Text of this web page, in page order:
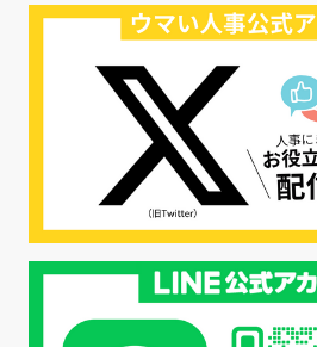
#歩留まり改善 #採
#採用CX #学内セミナー
#転職ファストパス
#エシカル採用 #
#メンタルヘルス #
#年間採用 #応募数の増
#27採用プレ #